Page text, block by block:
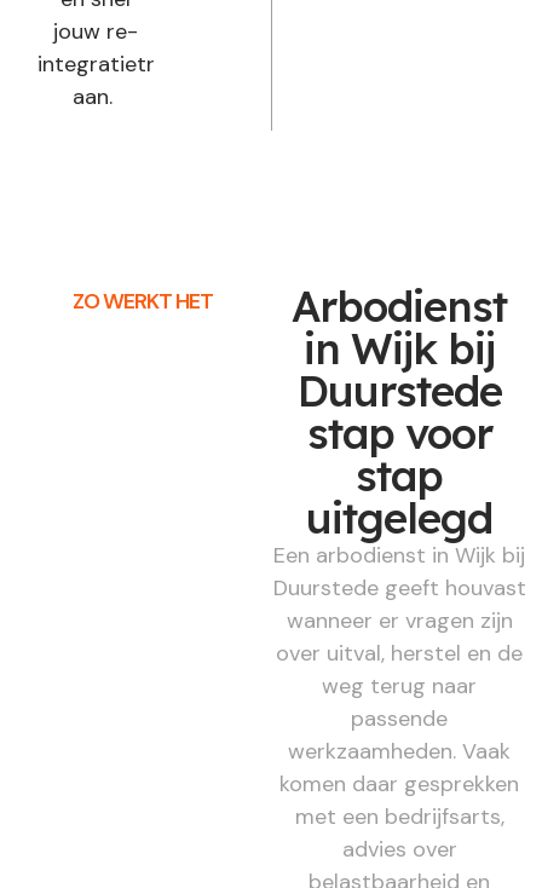
jouw re-
integratietraject
aan.
ZO WERKT HET Arbodienst
in Wijk bij
Duurstede
stap voor
stap
uitgelegd
Een arbodienst in Wijk bij
Duurstede geeft houvast
wanneer er vragen zijn
over uitval, herstel en de
weg terug naar
passende
werkzaamheden. Vaak
komen daar gesprekken
met een bedrijfsarts,
advies over
belastbaarheid en